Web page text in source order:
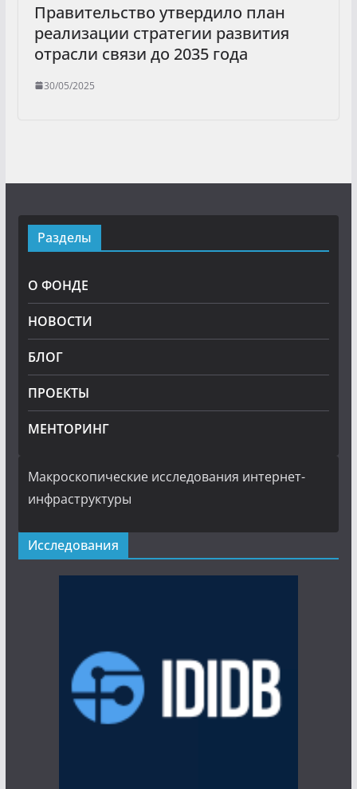
Правительство утвердило план
реализации стратегии развития
отрасли связи до 2035 года
30/05/2025
Разделы
О ФОНДЕ
НОВОСТИ
БЛОГ
ПРОЕКТЫ
МЕНТОРИНГ
Макроскопические исследования интернет-
инфраструктуры
Исследования